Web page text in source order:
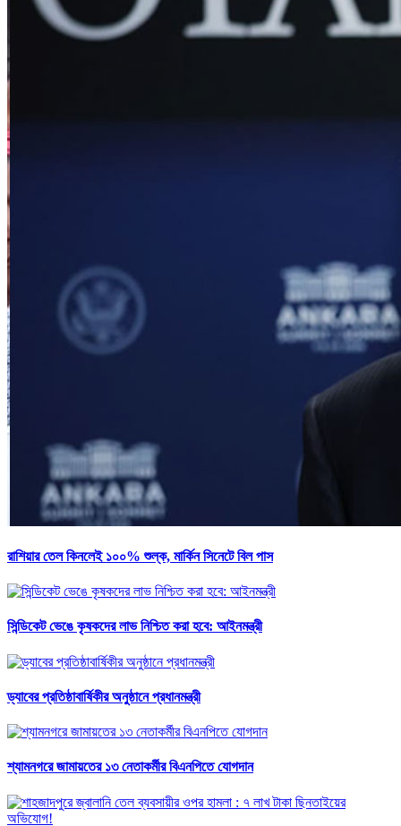
রাশিয়ার তেল কিনলেই ১০০% শুল্ক, মার্কিন সিনেটে বিল পাস
সিন্ডিকেট ভেঙে কৃষকদের লাভ নিশ্চিত করা হবে: আইনমন্ত্রী
ড্যাবের প্রতিষ্ঠাবার্ষিকীর অনুষ্ঠানে প্রধানমন্ত্রী
শ্যামনগরে জামায়তের ১৩ নেতাকর্মীর বিএনপিতে যোগদান